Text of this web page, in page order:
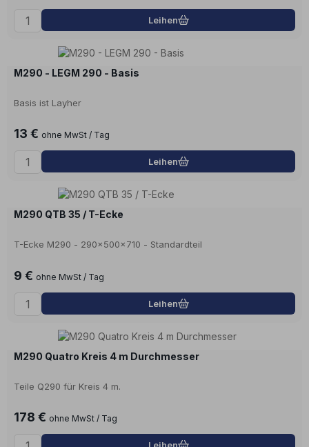
Leihen
M290 - LEGM 290 - Basis
Basis ist Layher
13 € ohne MwSt / Tag
Leihen
M290 QTB 35 / T-Ecke
T-Ecke M290 - 290x500x710 - Standardteil
9 € ohne MwSt / Tag
Leihen
M290 Quatro Kreis 4 m Durchmesser
Teile Q290 für Kreis 4 m.
178 € ohne MwSt / Tag